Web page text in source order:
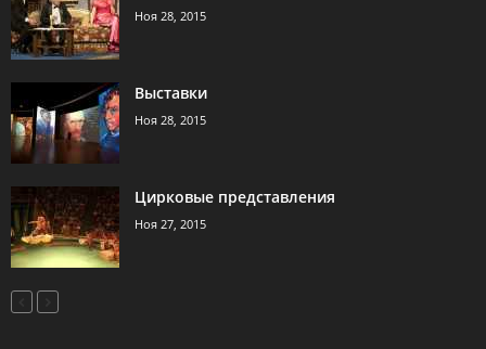
Ноя 28, 2015
Выставки
Ноя 28, 2015
Цирковые представления
Ноя 27, 2015